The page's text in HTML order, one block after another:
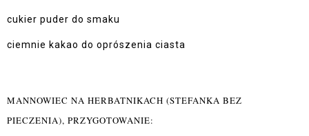
cukier puder do smaku
ciemnie kakao do oprószenia ciasta
MANNOWIEC NA HERBATNIKACH (STEFANKA BEZ
PIECZENIA), PRZYGOTOWANIE: